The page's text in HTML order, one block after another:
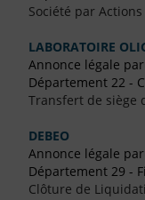
Société par
LABORATOIRE
Annonce légale
Département 22 -
Transfert de siège
DEBEO
Annonce légale
Département 29 -
Clôture de